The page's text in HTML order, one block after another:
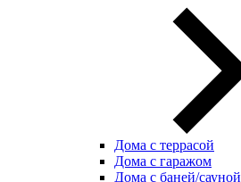
Дома с террасой
Дома с гаражом
Дома с баней/сауной